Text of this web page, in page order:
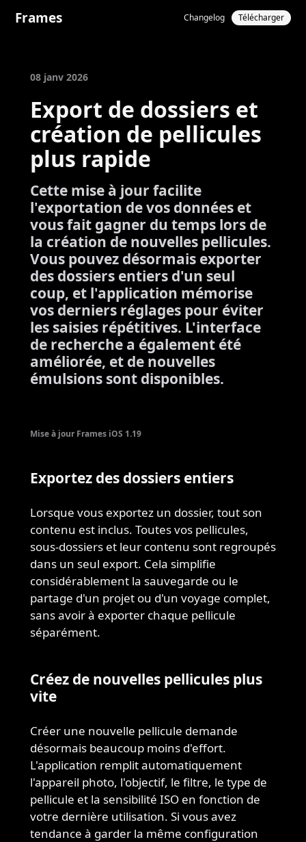
Frames Changelog Télécharger
08 janv 2026
Export de dossiers et
création de pellicules
plus rapide
Cette mise à jour facilite
l'exportation de vos données et
vous fait gagner du temps lors de
la création de nouvelles pellicules.
Vous pouvez désormais exporter
des dossiers entiers d'un seul
coup, et l'application mémorise
vos derniers réglages pour éviter
les saisies répétitives. L'interface
de recherche a également été
améliorée, et de nouvelles
émulsions sont disponibles.
Mise à jour Frames iOS 1.19
Exportez des dossiers entiers
Lorsque vous exportez un dossier, tout son
contenu est inclus. Toutes vos pellicules,
sous-dossiers et leur contenu sont regroupés
dans un seul export. Cela simplifie
considérablement la sauvegarde ou le
partage d'un projet ou d'un voyage complet,
sans avoir à exporter chaque pellicule
séparément.
Créez de nouvelles pellicules plus
vite
Créer une nouvelle pellicule demande
désormais beaucoup moins d'effort.
L'application remplit automatiquement
l'appareil photo, l'objectif, le filtre, le type de
pellicule et la sensibilité ISO en fonction de
votre dernière utilisation. Si vous avez
tendance à garder la même configuration